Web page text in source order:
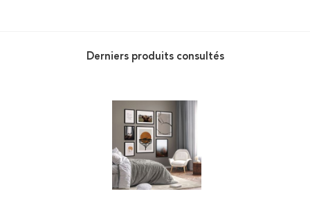
Derniers produits consultés